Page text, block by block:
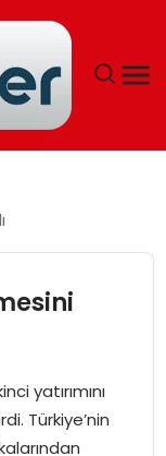
yatırımını
Türkiye’nin